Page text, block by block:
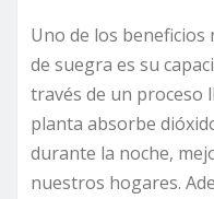
Uno de los beneficios
de suegra es su
través de un proceso
planta absorbe
durante la noche,
nuestros hogares.